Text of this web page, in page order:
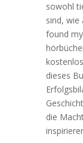
sowohl
sind, wie
found
dieses
die